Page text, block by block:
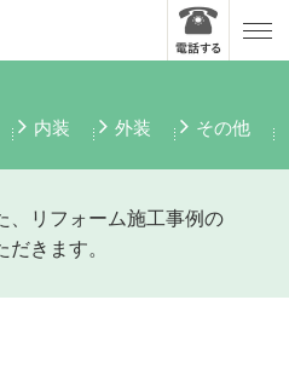
内装 外装 その他
、リフォーム施工事例の
きます。